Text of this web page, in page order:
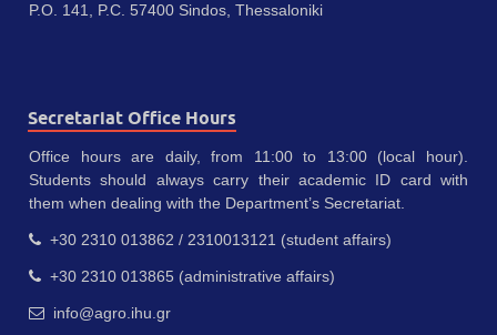
P.O. 141, P.C. 57400 Sindos, Thessaloniki
Secretariat Office Hours
Office hours are daily, from 11:00 to 13:00 (local hour).
Students should always carry their academic ID card with
them when dealing with the Department’s Secretariat.
+30 2310 013862 / 2310013121 (student affairs)
+30 2310 013865 (administrative affairs)
info@agro.ihu.gr